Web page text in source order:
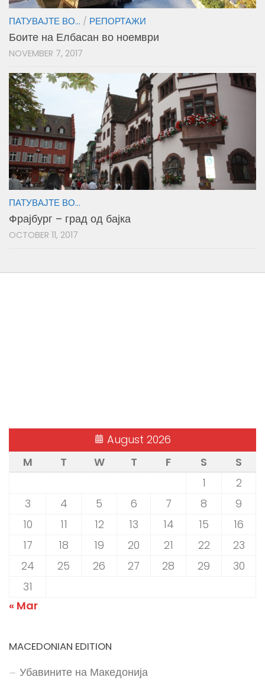
ПАТУВАЈТЕ ВО... / РЕПОРТАЖИ
Боите на Елбасан во ноември
NOVEMBER 7, 2017
ПАТУВАЈТЕ ВО...
Фрајбург – град од бајка
OCTOBER 11, 2017
August 2026
M
T W T F S
S
1
2
3
4 5 6 7 8
9
10
11 12 13 14 15
16
17
18 19 20 21 22
23
24
25 26 27 28 29
30
31
« Mar
MACEDONIAN EDITION
Убавините на Македонија